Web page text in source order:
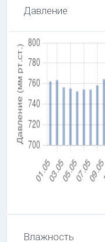
Давление
Влажность